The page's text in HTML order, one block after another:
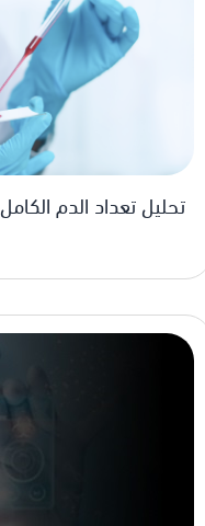
تحليل تعداد الدم الكامل